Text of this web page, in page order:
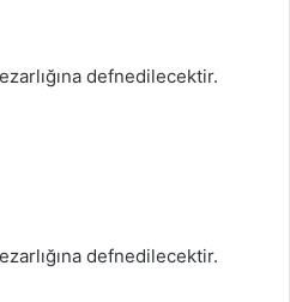
defnedilecektir.
defnedilecektir.